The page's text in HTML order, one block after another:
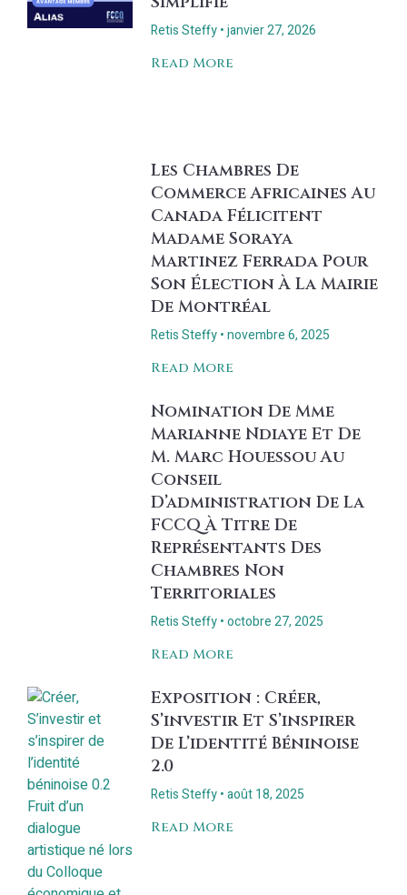
Retis Steffy janvier 27, 2026
Read More
Les Chambres De
Commerce Africaines Au
Canada Félicitent
Madame Soraya
Martinez Ferrada Pour
Son Élection À La Mairie
De Montréal
Retis Steffy novembre 6, 2025
Read More
Nomination De Mme
Marianne Ndiaye Et De
M. Marc Houessou Au
Conseil
D’administration De La
FCCQ À Titre De
Représentants Des
Chambres Non
Territoriales
Retis Steffy octobre 27, 2025
Read More
Exposition : Créer,
S’investir Et S’inspirer
De L’identité Béninoise
2.0
Retis Steffy août 18, 2025
Read More